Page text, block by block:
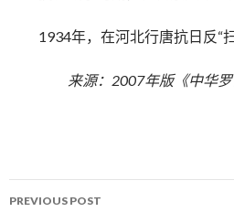
1934年，在河北行唐抗日反“
来源：2007年版《中华
PREVIOUS POST